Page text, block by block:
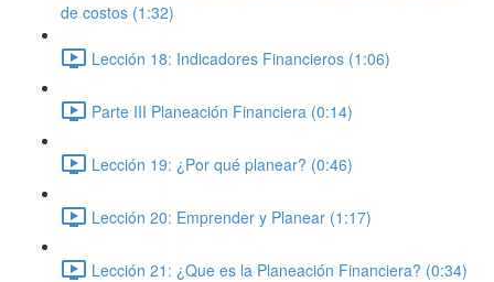
de costos (1:32)
Lección 18: Indicadores Financieros (1:06)
Parte III Planeación Financiera (0:14)
Lección 19: ¿Por qué planear? (0:46)
Lección 20: Emprender y Planear (1:17)
Lección 21: ¿Que es la Planeación Financiera? (0:34)